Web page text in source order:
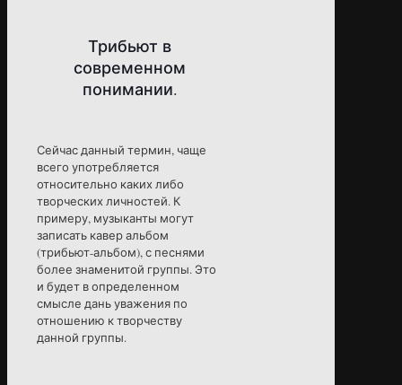
Трибьют в
современном
понимании.
Сейчас данный термин, чаще
всего употребляется
относительно каких либо
творческих личностей. К
примеру, музыканты могут
записать кавер альбом
(трибьют-альбом), с песнями
более знаменитой группы. Это
и будет в определенном
смысле дань уважения по
отношению к творчеству
данной группы.